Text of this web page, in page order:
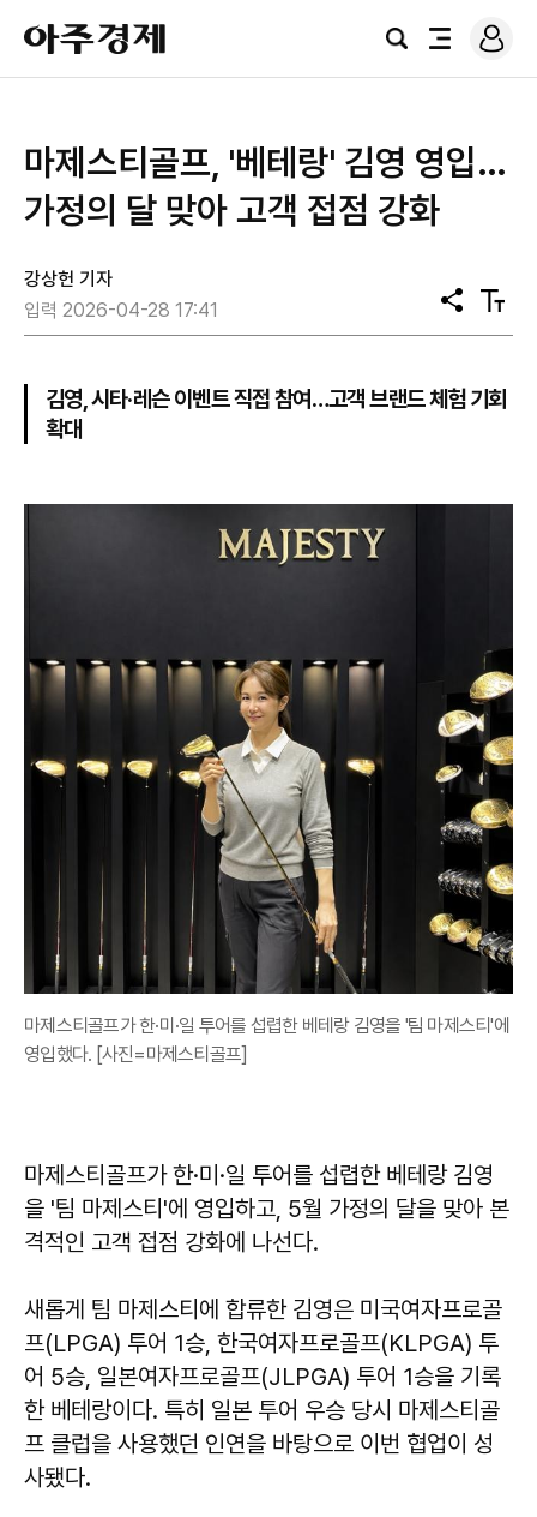
아
주
경
검
전
로
그
마제스티골프, '베테랑' 김영 영입…
가정의 달 맞아 고객 접점 강화
강상헌 기자
입력 2026-04-28 17:41
공
유
텍
스
기
김영, 시타·레슨 이벤트 직접 참여…고객 브랜드 체험 기회
확대
마제스티골프가 한·미·일 투어를 섭렵한 베테랑 김영을 '팀 마제스티'에
영입했다. [사진=마제스티골프]
마제스티골프가 한·미·일 투어를 섭렵한 베테랑 김영
을 '팀 마제스티'에 영입하고, 5월 가정의 달을 맞아 본
격적인 고객 접점 강화에 나선다.
새롭게 팀 마제스티에 합류한 김영은 미국여자프로골
프(LPGA) 투어 1승, 한국여자프로골프(KLPGA) 투
어 5승, 일본여자프로골프(JLPGA) 투어 1승을 기록
한 베테랑이다. 특히 일본 투어 우승 당시 마제스티골
프 클럽을 사용했던 인연을 바탕으로 이번 협업이 성
사됐다.